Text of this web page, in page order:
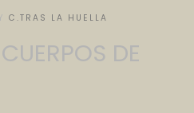
C.TRAS LA HUELLA
DE